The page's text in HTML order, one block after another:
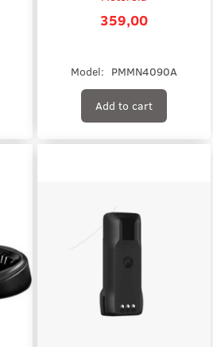
359,00
Model: PMMN4090A
Add to cart